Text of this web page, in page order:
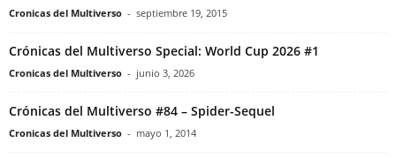
Cronicas del Multiverso - septiembre 19, 2015
Crónicas del Multiverso Special: World Cup 2026 #1
Cronicas del Multiverso - junio 3, 2026
Crónicas del Multiverso #84 – Spider-Sequel
Cronicas del Multiverso - mayo 1, 2014